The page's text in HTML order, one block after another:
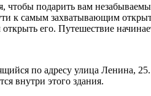
чтобы подарить вам
к самым захватывающим
его. Путешествие
по адресу улица Ленина,
внутри этого здания.